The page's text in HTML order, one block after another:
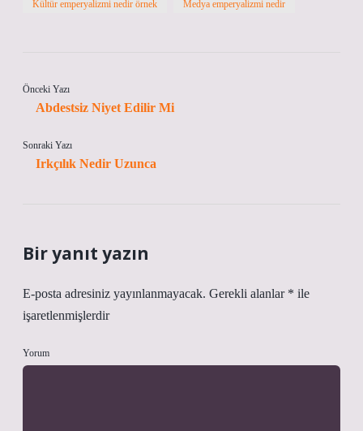
Kültür emperyalizmi nedir örnek Medya emperyalizmi nedir
Önceki Yazı
Abdestsiz Niyet Edilir Mi
Sonraki Yazı
Irkçılık Nedir Uzunca
Bir yanıt yazın
E-posta adresiniz yayınlanmayacak. Gerekli alanlar * ile
işaretlenmişlerdir
Yorum